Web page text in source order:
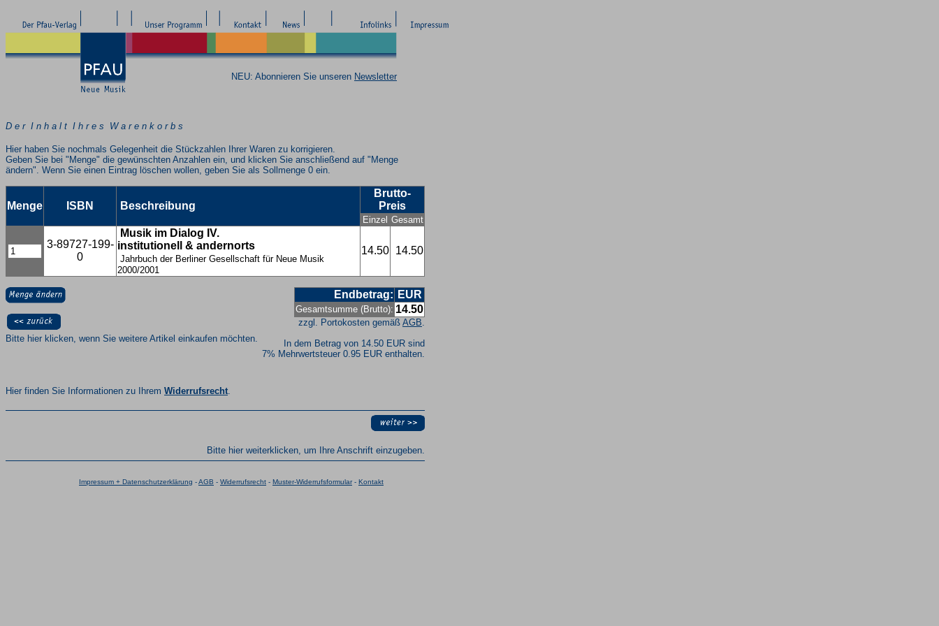
NEU: Abonnieren Sie unseren Newsletter
D e r I n h a l t I h r e s W a r e n k o r b s
Hier haben Sie nochmals Gelegenheit die Stückzahlen Ihrer Waren zu korrigieren.
Geben Sie bei "Menge" die gewünschten Anzahlen ein, und klicken Sie anschließend auf "Menge
ändern". Wenn Sie einen Eintrag löschen wollen, geben Sie als Sollmenge 0 ein.
Menge ISBN Beschreibung
Brutto-
Preis
Einzel Gesamt
3-89727-199-
0
Musik im Dialog IV.
institutionell & andernorts
Jahrbuch der Berliner Gesellschaft für Neue Musik
2000/2001
14.50 14.50
Endbetrag: EUR
Gesamtsumme (Brutto): 14.50
zzgl. Portokosten gemäß AGB.
In dem Betrag von 14.50 EUR sind
7% Mehrwertsteuer 0.95 EUR enthalten.
Bitte hier klicken, wenn Sie weitere Artikel einkaufen möchten.
Hier finden Sie Informationen zu Ihrem Widerrufsrecht.
Bitte hier weiterklicken, um Ihre Anschrift einzugeben.
Impressum + Datenschutzerklärung -AGB - Widerrufsrecht - Muster-Widerrufsformular- Kontakt